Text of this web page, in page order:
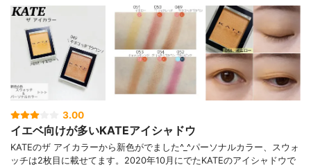
3.00
イエベ向けが多いKATEアイシャドウ
KATEのザ アイカラーから新色がでました^_^パーソナルカラー、スウォ
ッチは2枚目に載せてます。2020年10月にでたKATEのアイシャドウで